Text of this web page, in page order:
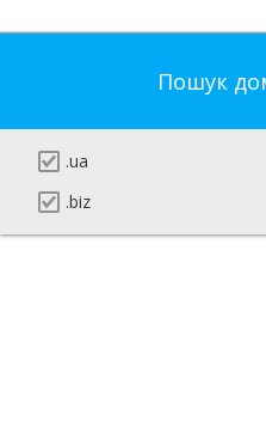
Пошук
.ua
.biz